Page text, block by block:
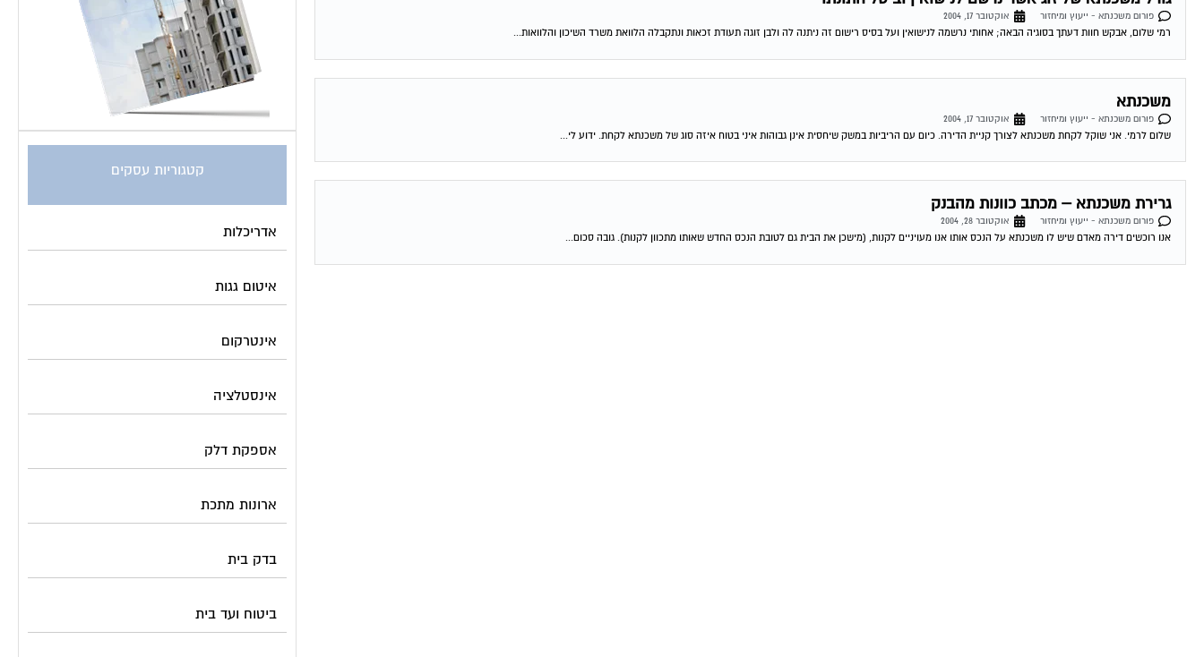
פורום משכנתא - ייעוץ ומיחזור
אוקטובר 17, 2004
רמי שלום, אבקש חוות דעתך בסוגיה הבאה; אחותי נרשמה לנישואין ועל בסיס רישום זה ניתנה לה ולבן זוגה תעודת זכאות ונתקבלה הלוואת משרד השיכון והלוואות...
משכנתא
פורום משכנתא - ייעוץ ומיחזור
אוקטובר 17, 2004
שלום לרמי. אני שוקל לקחת משכנתא לצורך קניית הדירה. כיום עם הריביות במשק שיחסית אינן גבוהות איני בטוח איזה סוג של משכנתא לקחת. ידוע לי...
גרירת משכנתא – מכתב כוונות מהבנק
פורום משכנתא - ייעוץ ומיחזור
אוקטובר 28, 2004
אנו רוכשים דירה מאדם שיש לו משכנתא על הנכס אותו אנו מעויניים לקנות, (מישכן את הבית גם לטובת הנכס החדש שאותו מתכוון לקנות). גובה סכום...
קטגוריות עסקים
אדריכלות
איטום גגות
אינטרקום
אינסטלציה
אספקת דלק
ארונות מתכת
בדק בית
ביטוח ועד בית